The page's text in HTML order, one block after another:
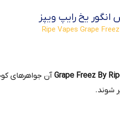
یخ رایپ ویپز
Ripe Vapes Grape
آن جواهرهای
شوند.